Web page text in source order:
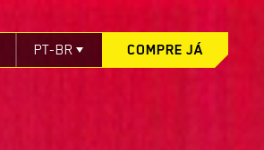
PT-BR COMPRE JÁ